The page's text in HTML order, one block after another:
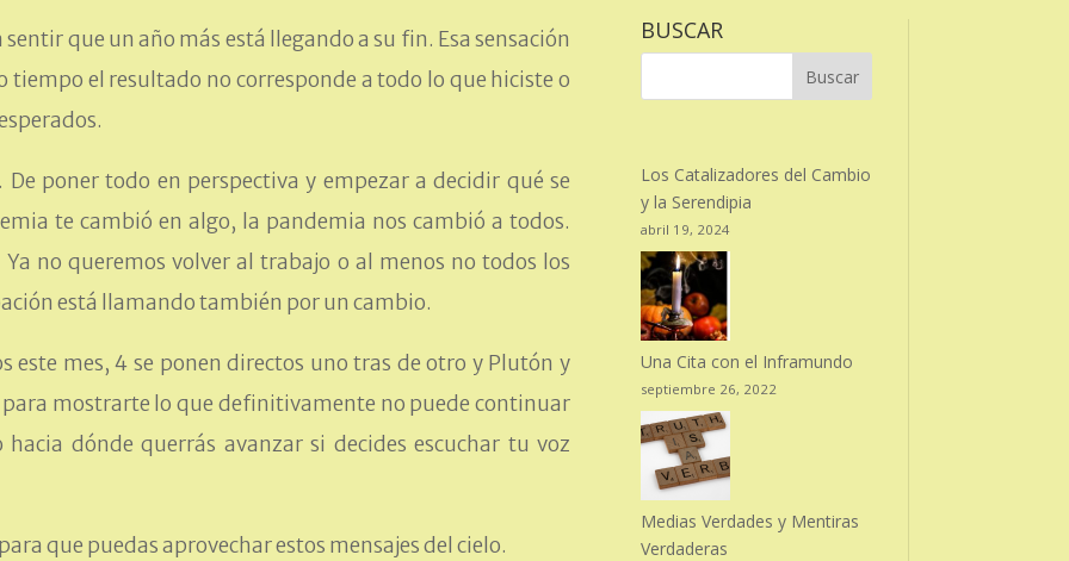
que un año más está llegando a su fin. Esa sensación
tiempo el resultado no corresponde a todo lo que hiciste o
poner todo en perspectiva y empezar a decidir qué se
te cambió en algo, la pandemia nos cambió a todos.
no queremos volver al trabajo o al menos no todos los
está llamando también por un cambio.
este mes, 4 se ponen directos uno tras de otro y Plutón y
mostrarte lo que definitivamente no puede continuar
dónde querrás avanzar si decides escuchar tu voz
que puedas aprovechar estos mensajes del cielo.
BUSCAR
Los Catalizadores del Cambio
y la Serendipia
abril 19, 2024
Una Cita con el Inframundo
septiembre 26, 2022
Medias Verdades y Mentiras
Verdaderas